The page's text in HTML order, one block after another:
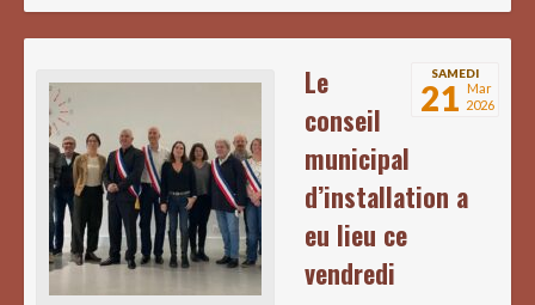
SAMEDI
21 Mar
2026
Le
conseil
municipal
d’installation a
eu lieu ce
vendredi